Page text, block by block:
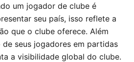
um jogador de clube é
seu país, isso reflete a
que o clube oferece. Além
seus jogadores em partidas
a visibilidade global do clube.